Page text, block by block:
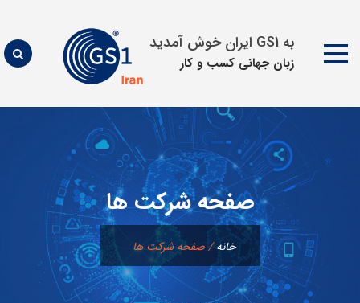
به GS1 ایران خوش آمدید
زبان جهانی كسب و كار
محتوا
صفحه شرکت ها
خانه/صفحه شرکت ها